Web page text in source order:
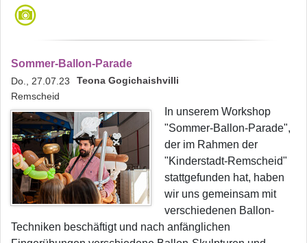
Sommer-Ballon-Parade
Do., 27.07.23 Teona Gogichaishvilli
Remscheid
In unserem Workshop
"Sommer-Ballon-Parade",
der im Rahmen der
"Kinderstadt-Remscheid"
stattgefunden hat, haben
wir uns gemeinsam mit
verschiedenen Ballon-
Techniken beschäftigt und nach anfänglichen